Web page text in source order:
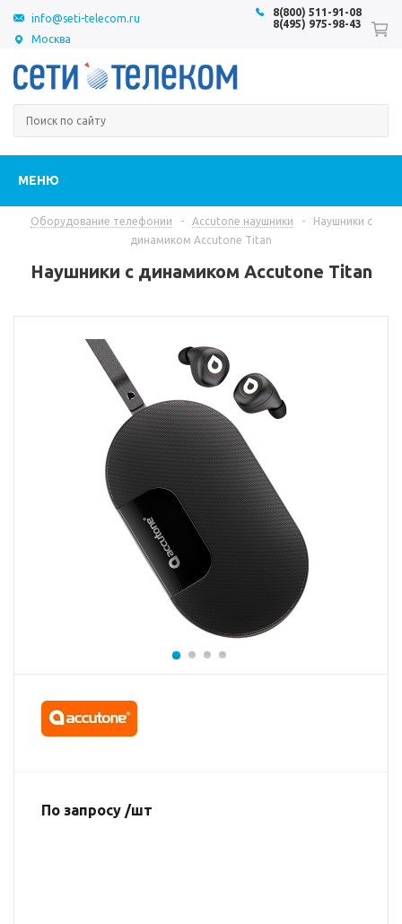
Москва
8(800) 511-91-08
8(495) 975-98-43
info@seti-telecom.ru
МЕНЮ
Оборудование телефонии - Accutone наушники -
Наушники с
динамиком Accutone Titan
Наушники с динамиком Accutone Titan
По запросу /шт